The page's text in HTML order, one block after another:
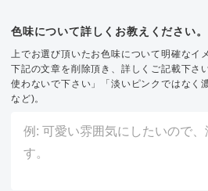
色味について詳しくお教えください。
上でお選び頂いたお色味について明確なイ
下記の文章を削除頂き、詳しくご記載下さ
使わないで下さい」「淡いピンクではなく
など)。